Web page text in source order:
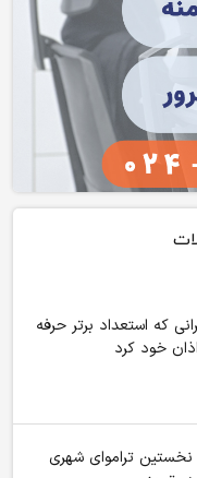
که استعداد برتر حرفه
خود کرد
نخستین تراموای شهری